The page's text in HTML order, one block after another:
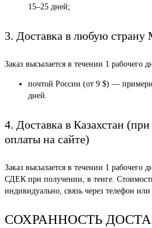
15–25 дней;
3. Доставка в любую страну
Заказ высылается в течении 1 рабочего
почтой России (от 9 $) —
дней.
4. Доставка в Казахстан
оплаты на сайте)
Заказ высылается в течении 1 рабочего
СДЕК при получении, в тенге.
индивидуально, связь через телефон
СОХРАННОСТЬ